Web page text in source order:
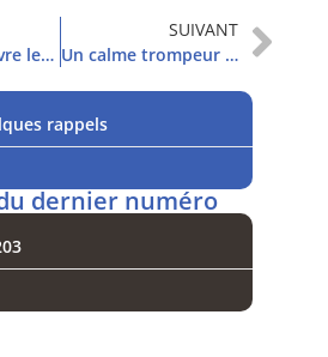
L’espoir fait vivre les marchés
SUIVANT
Un calme trompeur sur les marchés ?
rappels
dernier numéro